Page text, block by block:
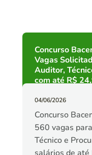
Concurso
Vagas
Auditor,
com até R$
04/06/2026
Concurso
560 vagas
Técnico e